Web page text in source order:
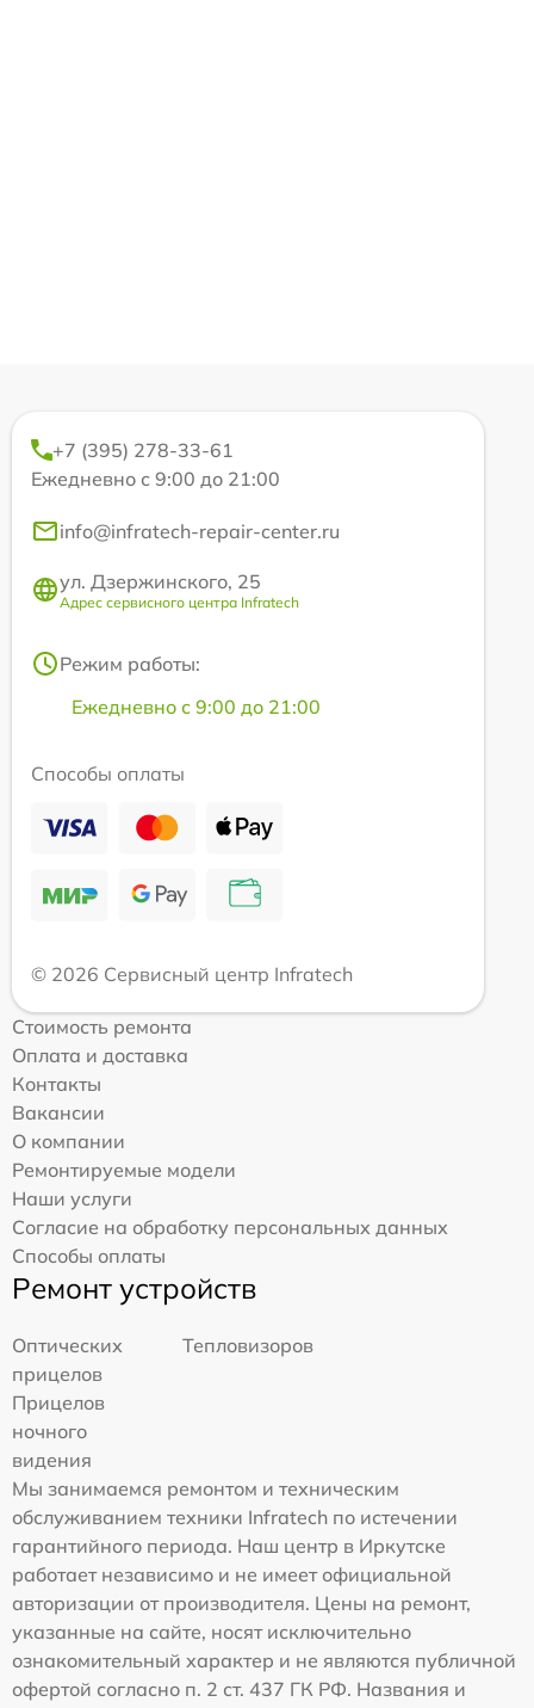
+7 (395) 278-33-61
Ежедневно с 9:00 до 21:00
info@infratech-repair-center.ru
ул. Дзержинского, 25
Адрес сервисного центра Infratech
Режим работы:
Ежедневно с 9:00 до 21:00
Способы оплаты
© 2026 Сервисный центр Infratech
Стоимость ремонта
Оплата и доставка
Контакты
Вакансии
О компании
Ремонтируемые модели
Наши услуги
Согласие на обработку персональных данных
Способы оплаты
Ремонт устройств
Оптических
прицелов
Тепловизоров
Прицелов
ночного
видения
Мы занимаемся ремонтом и техническим
обслуживанием техники Infratech по истечении
гарантийного периода. Наш центр в Иркутске
работает независимо и не имеет официальной
авторизации от производителя. Цены на ремонт,
указанные на сайте, носят исключительно
ознакомительный характер и не являются публичной
офертой согласно п. 2 ст. 437 ГК РФ. Названия и